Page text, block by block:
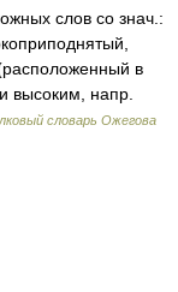
слов со знач.:
в
высоким, напр.
словарь Ожегова